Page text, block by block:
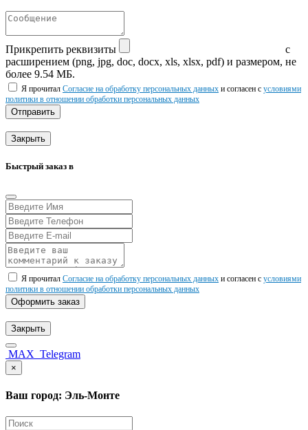
Прикрепить реквизиты
с
расширением (png, jpg, doc, docx, xls, xlsx, pdf) и размером, не
более 9.54 МБ.
Я прочитал Согласие на обработку персональных данных и согласен с условиями
политики в отношении обработки персональных данных
Отправить
Закрыть
Быстрый заказ в
Я прочитал Согласие на обработку персональных данных и согласен с условиями
политики в отношении обработки персональных данных
Оформить заказ
Закрыть
MAX Telegram
×
Ваш город: Эль-Монте